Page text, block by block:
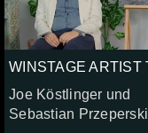
WINSTAGE ARTIST
Joe Köstlinger und
Sebastian Przeperski